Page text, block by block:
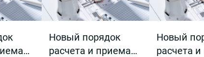
Новый порядок
расчета и приема
Новый
расчета